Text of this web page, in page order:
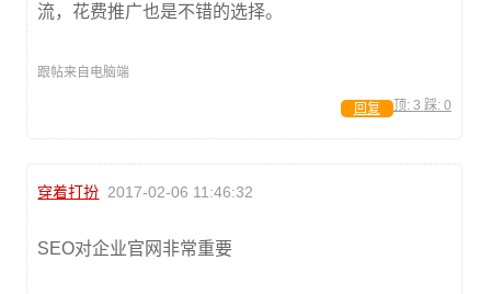
流，花费推广也是不错的选择。
跟帖来自电脑端
顶: 3 踩: 0
回复
穿着打扮 2017-02-06 11:46:32
SEO对企业官网非常重要